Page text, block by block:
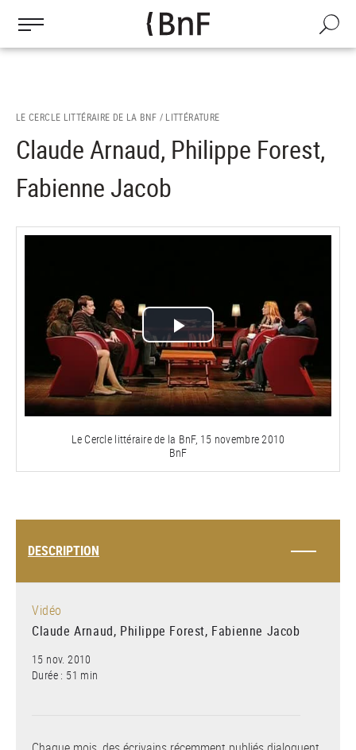
contenu
Recherche
LE CERCLE LITTÉRAIRE DE LA BNF / LITTÉRATURE
Claude Arnaud, Philippe Forest,
Fabienne Jacob
Lire
la
vidéo
Le Cercle littéraire de la BnF, 15 novembre 2010
BnF
DESCRIPTION
Vidéo
Claude Arnaud, Philippe Forest, Fabienne Jacob
15 nov. 2010
Durée : 51 min